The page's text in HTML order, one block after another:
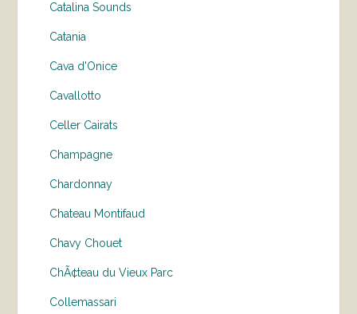
Catalina Sounds
Catania
Cava d'Onice
Cavallotto
Celler Cairats
Champagne
Chardonnay
Chateau Montifaud
Chavy Chouet
ChÃ¢teau du Vieux Parc
Collemassari